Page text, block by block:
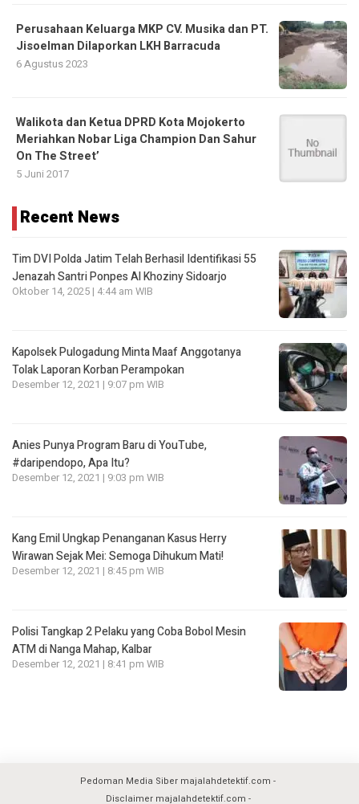
Perusahaan Keluarga MKP CV. Musika dan PT.
Jisoelman Dilaporkan LKH Barracuda
6 Agustus 2023
Walikota dan Ketua DPRD Kota Mojokerto
Meriahkan Nobar Liga Champion Dan Sahur
On The Street’
5 Juni 2017
Recent News
Tim DVI Polda Jatim Telah Berhasil Identifikasi 55
Jenazah Santri Ponpes Al Khoziny Sidoarjo
Oktober 14, 2025 | 4:44 am WIB
Kapolsek Pulogadung Minta Maaf Anggotanya
Tolak Laporan Korban Perampokan
Desember 12, 2021 | 9:07 pm WIB
Anies Punya Program Baru di YouTube,
#daripendopo, Apa Itu?
Desember 12, 2021 | 9:03 pm WIB
Kang Emil Ungkap Penanganan Kasus Herry
Wirawan Sejak Mei: Semoga Dihukum Mati!
Desember 12, 2021 | 8:45 pm WIB
Polisi Tangkap 2 Pelaku yang Coba Bobol Mesin
ATM di Nanga Mahap, Kalbar
Desember 12, 2021 | 8:41 pm WIB
Pedoman Media Siber majalahdetektif.com
Disclaimer majalahdetektif.com